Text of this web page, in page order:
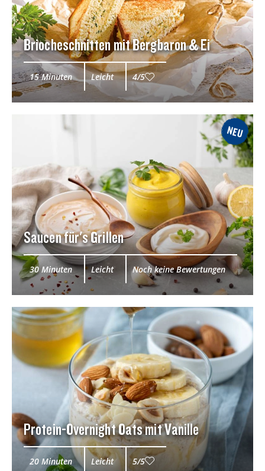
Briocheschnitten mit Bergbaron & Ei
15 Minuten Leicht 4/5
NEU
Saucen für's Grillen
30 Minuten Leicht Noch keine Bewertungen
Protein-Overnight Oats mit Vanille
20 Minuten Leicht 5/5